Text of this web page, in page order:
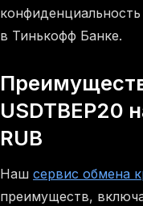
в Тинькофф Банке.
USDTBEP20
RUB
Наш сервис обмена
преимуществ,